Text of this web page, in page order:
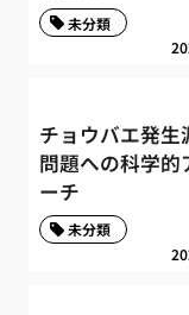
未分類
チョウバエ発生
問題への科学的
ーチ
未分類